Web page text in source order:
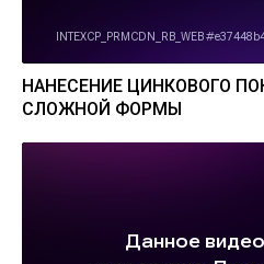
НАНЕСЕНИЕ ЦИНКОВОГО
СЛОЖНОЙ ФОРМЫ